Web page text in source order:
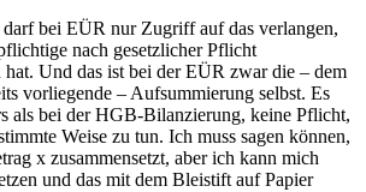
darf bei EÜR nur Zugriff auf das verlangen,
nach gesetzlicher Pflicht
hat. Und das ist bei der EÜR zwar die – dem
vorliegende – Aufsummierung selbst. Es
als bei der HGB-Bilanzierung, keine Pflicht,
Weise zu tun. Ich muss sagen können,
x zusammensetzt, aber ich kann mich
und das mit dem Bleistift auf Papier